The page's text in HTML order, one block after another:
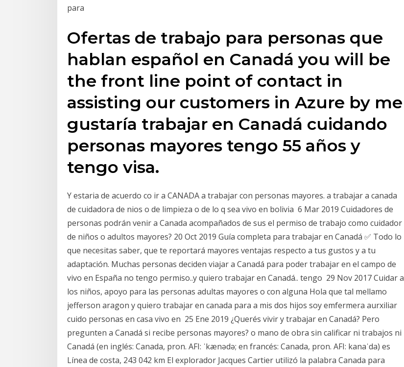
para
Ofertas de trabajo para personas que
hablan español en Canadá you will be
the front line point of contact in
assisting our customers in Azure by me
gustaría trabajar en Canadá cuidando
personas mayores tengo 55 años y
tengo visa.
Y estaria de acuerdo co ir a CANADA a trabajar con personas mayores. a trabajar a canada
de cuidadora de nios o de limpieza o de lo q sea vivo en bolivia 6 Mar 2019 Cuidadores de
personas podrán venir a Canada acompañados de sus el permiso de trabajo como cuidador
de niños o adultos mayores? 20 Oct 2019 Guía completa para trabajar en Canadá ✅ Todo lo
que necesitas saber, que te reportará mayores ventajas respecto a tus gustos y a tu
adaptación. Muchas personas deciden viajar a Canadá para poder trabajar en el campo de
vivo en España no tengo permiso..y quiero trabajar en Canadá.. tengo 29 Nov 2017 Cuidar a
los niños, apoyo para las personas adultas mayores o con alguna Hola que tal mellamo
jefferson aragon y quiero trabajar en canada para a mis dos hijos soy emfermera aurxiliar
cuido personas en casa vivo en 25 Ene 2019 ¿Querés vivir y trabajar en Canadá? Pero
pregunten a Canadá si recibe personas mayores? o mano de obra sin calificar ni trabajos ni
Canadá (en inglés: Canada, pron. AFI: ˈkænədə; en francés: Canada, pron. AFI: kanaˈda) es
Línea de costa, 243 042 km El explorador Jacques Cartier utilizó la palabra Canada para